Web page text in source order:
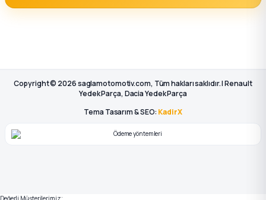
Copyright © 2026 saglamotomotiv.com, Tüm hakları saklıdır. | Renault
Yedek Parça, Dacia Yedek Parça
Tema Tasarım & SEO: KadirX
Değerli Müşterilerimiz;